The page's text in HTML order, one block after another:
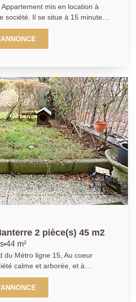
mis en location à
société. Il se situe à 15 minutes
que de toutes les
2, se compose d'une entrée,
Patrimoine Pour Investissement
par revenus locatifs sécurisés
Future ligne de Tramway 2 à 5
avec Services et Gardien
a moins de 20 minutes) En
meublé équipé et loué
(un loyer trimestriel de 1 876,07
et non fiscalisés Revalorisés
par Banque Pas de charges
pas possible 01.40.97.07.07,
2 pièce(s) 45 m2
44 m²
du Métro ligne 15, Au coeur
calme et arborée, et à
futur métro ligne 15, nous
en rez-de-jardin,
d'une